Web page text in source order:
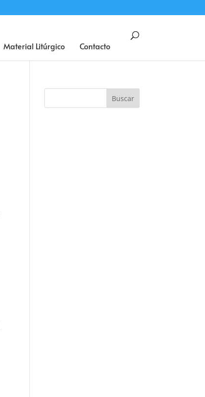
Material Litúrgico Contacto